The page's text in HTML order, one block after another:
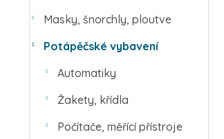
Masky, šnorchly, ploutve
Potápěčské vybavení
Automatiky
Žakety, křídla
Počítače, měřící přístroje